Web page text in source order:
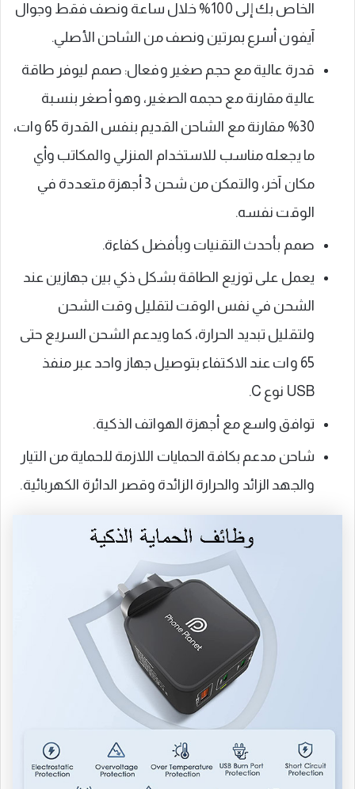
الخاص بك إلى 100% خلال ساعة ونصف فقط وجوال
آيفون أسرع بمرتين ونصف من الشاحن الأصلي.
قدرة عالية مع حجم صغير وفعال: صمم ليوفر طاقة
عالية مقارنة مع حجمه الصغير، وهو أصغر بنسبة
30% مقارنة مع الشاحن القديم بنفس القدرة 65 وات،
ما يجعله مناسب للاستخدام المنزلي والمكاتب وأي
مكان آخر، والتمكن من شحن 3 أجهزة متعددة في
الوقت نفسه.
صمم بأحدث التقنيات وبأفضل كفاءة.
يعمل على توزيع الطاقة بشكل ذكي بين جهازين عند
الشحن في نفس الوقت لتقليل وقت الشحن
ولتقليل تبديد الحرارة، كما ويدعم الشحن السريع حتى
65 وات عند الاكتفاء بتوصيل جهاز واحد عبر منفذ
USB نوع C.
توافق واسع مع أجهزة الهواتف الذكية.
شاحن مدعم بكافة الحمايات اللازمة للحماية من التيار
والجهد الزائد والحرارة الزائدة وقصر الدائرة الكهربائية.